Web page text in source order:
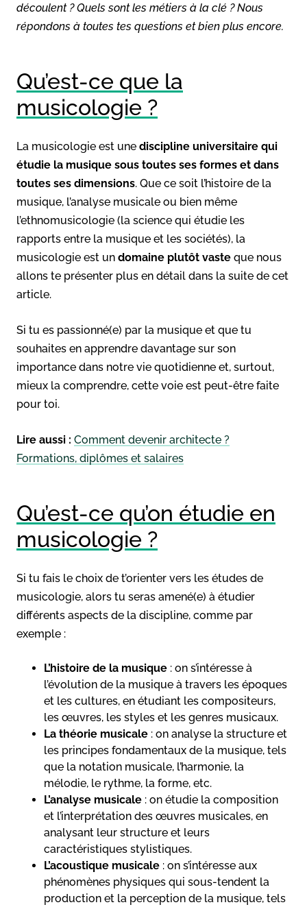
découlent ? Quels sont les métiers à la clé ? Nous
répondons à toutes tes questions et bien plus encore.
Qu’est-ce que la
musicologie ?
La musicologie est une discipline universitaire qui
étudie la musique sous toutes ses formes et dans
toutes ses dimensions. Que ce soit l’histoire de la
musique, l’analyse musicale ou bien même
l’ethnomusicologie (la science qui étudie les
rapports entre la musique et les sociétés), la
musicologie est un domaine plutôt vaste que nous
allons te présenter plus en détail dans la suite de cet
article.
Si tu es passionné(e) par la musique et que tu
souhaites en apprendre davantage sur son
importance dans notre vie quotidienne et, surtout,
mieux la comprendre, cette voie est peut-être faite
pour toi.
Lire aussi : Comment devenir architecte ?
Formations, diplômes et salaires
Qu’est-ce qu’on étudie en
musicologie ?
Si tu fais le choix de t’orienter vers les études de
musicologie, alors tu seras amené(e) à étudier
différents aspects de la discipline, comme par
exemple :
L’histoire de la musique : on s’intéresse à
l’évolution de la musique à travers les époques
et les cultures, en étudiant les compositeurs,
les œuvres, les styles et les genres musicaux.
La théorie musicale : on analyse la structure et
les principes fondamentaux de la musique, tels
que la notation musicale, l’harmonie, la
mélodie, le rythme, la forme, etc.
L’analyse musicale : on étudie la composition
et l’interprétation des œuvres musicales, en
analysant leur structure et leurs
caractéristiques stylistiques.
L’acoustique musicale : on s’intéresse aux
phénomènes physiques qui sous-tendent la
production et la perception de la musique, tels